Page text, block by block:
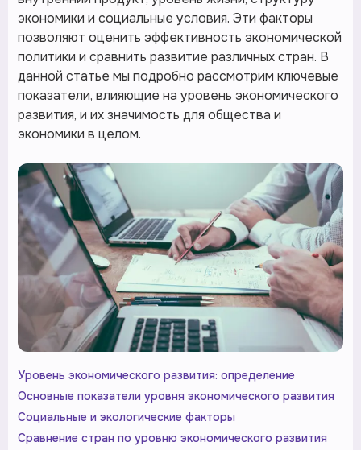
экономики и социальные условия. Эти факторы
позволяют оценить эффективность экономической
политики и сравнить развитие различных стран. В
данной статье мы подробно рассмотрим ключевые
показатели, влияющие на уровень экономического
развития, и их значимость для общества и
экономики в целом.
Уровень экономического развития: определение
Основные показатели уровня экономического развития
Социальные и экологические факторы
Сравнение стран по уровню экономического развития